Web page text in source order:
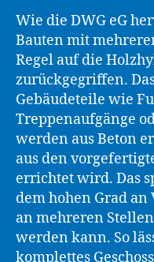
Wie die DWG eG
Bauten mit
Regel auf die
zurückgegriffen.
Gebäudeteile wie
Treppenaufgänge
werden aus Beton
aus den
errichtet wird. Das
dem hohen Grad
an mehreren
werden kann. So
komplettes